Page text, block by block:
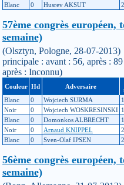
Blanc
0 Husrev AKSUT
57ème congrès
semaine)
(Olsztyn, Pologne, 28-07-
principale : avant : 56, après :
après : Inconnu)
Couleur Hd Adversaire
Blanc
0 Wojciech SURMA
Noir
0 Wojciech WOSKRESINSKI
Blanc
0 Domonkos ALBRECHT
Noir
0 Arnaud KNIPPEL
Blanc
0 Sven-Olaf IPSEN
56ème congrès
semaine)